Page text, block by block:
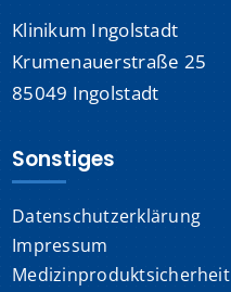
Suche
nach:
Klinikum Ingolstadt
Krumenauerstraße 25
85049 Ingolstadt
Sonstiges
Datenschutzerklärung
Impressum
Medizinproduktsicherheit